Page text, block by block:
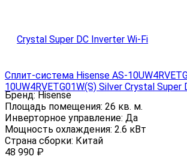
Сплит-система Hisense AS-
10UW4RVETG01W(S) Silver Crystal Super
Бренд: Hisense
Площадь помещения: 26 кв. м.
Инверторное управление: Да
Мощность охлаждения: 2.6 кВт
Страна сборки: Китай
48 990 ₽